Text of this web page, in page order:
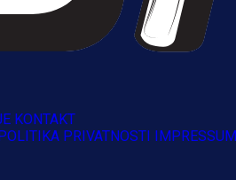
KONTAKT
PRIVATNOSTI IMPRESSUM